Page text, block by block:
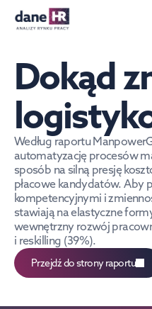
Usługi HR
Bezrobocie
Technologie
Cudzoziemcy
Wynagrodzenia
Szukaj PL
Polish
Dokąd
Według raportu
automatyzację procesów
sposób na silną presję
płacowe kandydatów. Aby
kompetencyjnymi i
stawiają na elastyczne
wewnętrzny rozwój
i reskilling (39%).
Przejdź do strony raportu